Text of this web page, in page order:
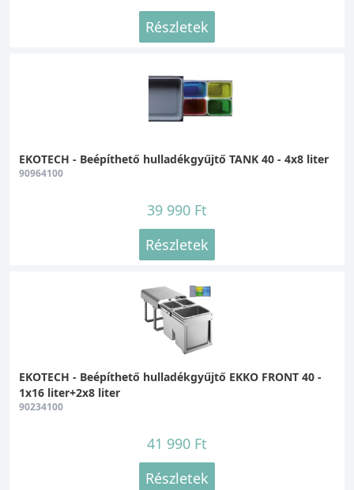
Részletek
EKOTECH - Beépíthető hulladékgyűjtő TANK 40 - 4x8 liter
90964100
39 990 Ft
Részletek
EKOTECH - Beépíthető hulladékgyűjtő EKKO FRONT 40 -
1x16 liter+2x8 liter
90234100
41 990 Ft
Részletek